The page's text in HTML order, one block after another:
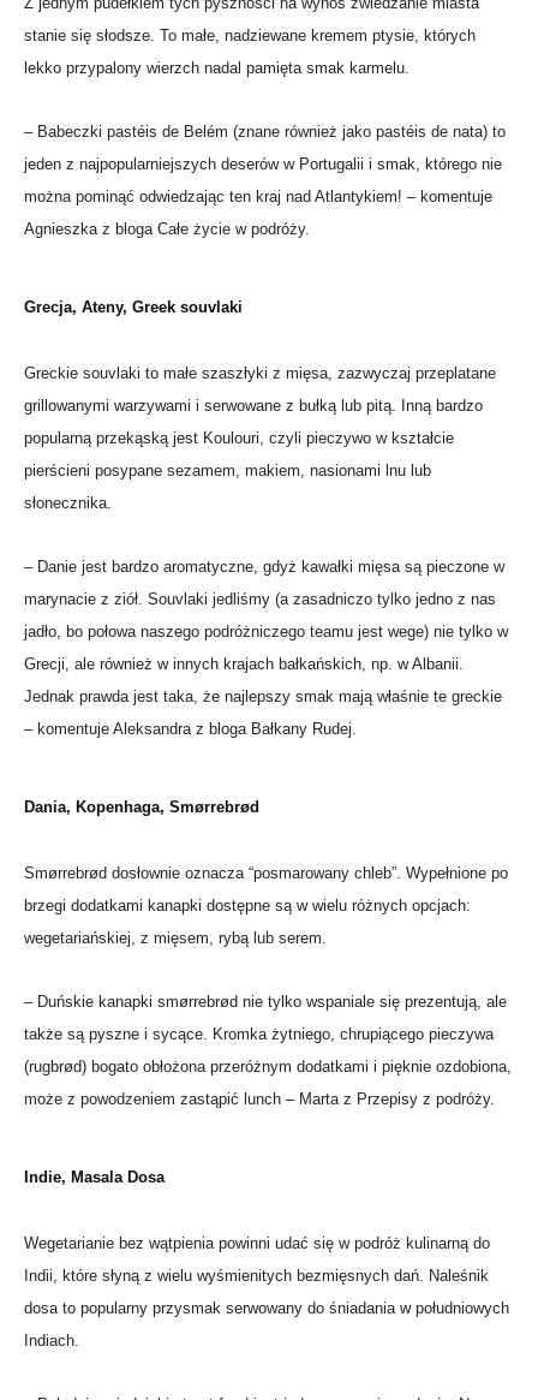
stanie się słodsze. To małe, nadziewane kremem ptysie, których
lekko przypalony wierzch nadal pamięta smak karmelu.
– Babeczki pastéis de Belém (znane również jako pastéis de nata) to
jeden z najpopularniejszych deserów w Portugalii i smak, którego nie
można pominąć odwiedzając ten kraj nad Atlantykiem! – komentuje
Agnieszka z bloga Całe życie w podróży.
Grecja, Ateny, Greek souvlaki
Greckie souvlaki to małe szaszłyki z mięsa, zazwyczaj przeplatane
grillowanymi warzywami i serwowane z bułką lub pitą. Inną bardzo
popularną przekąską jest Koulouri, czyli pieczywo w kształcie
pierścieni posypane sezamem, makiem, nasionami lnu lub
słonecznika.
– Danie jest bardzo aromatyczne, gdyż kawałki mięsa są pieczone w
marynacie z ziół. Souvlaki jedliśmy (a zasadniczo tylko jedno z nas
jadło, bo połowa naszego podróżniczego teamu jest wege) nie tylko w
Grecji, ale również w innych krajach bałkańskich, np. w Albanii.
Jednak prawda jest taka, że najlepszy smak mają właśnie te greckie
– komentuje Aleksandra z bloga Bałkany Rudej.
Dania, Kopenhaga, Smørrebrød
Smørrebrød dosłownie oznacza “posmarowany chleb”. Wypełnione po
brzegi dodatkami kanapki dostępne są w wielu różnych opcjach:
wegetariańskiej, z mięsem, rybą lub serem.
– Duńskie kanapki smørrebrød nie tylko wspaniale się prezentują, ale
także są pyszne i sycące. Kromka żytniego, chrupiącego pieczywa
(rugbrød) bogato obłożona przeróżnym dodatkami i pięknie ozdobiona,
może z powodzeniem zastąpić lunch – Marta z Przepisy z podróży.
Indie, Masala Dosa
Wegetarianie bez wątpienia powinni udać się w podróż kulinarną do
Indii, które słyną z wielu wyśmienitych bezmięsnych dań. Naleśnik
dosa to popularny przysmak serwowany do śniadania w południowych
Indiach.